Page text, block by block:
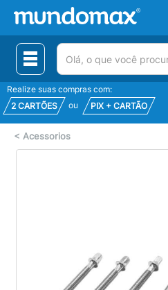
(pesquisar)
Realize suas compras com:
2 CARTÕES
ou PIX + CARTÃO
< Acessorios